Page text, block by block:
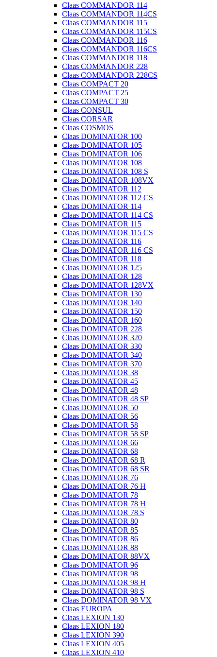
Claas COMMANDOR 114
Claas COMMANDOR 114CS
Claas COMMANDOR 115
Claas COMMANDOR 115CS
Claas COMMANDOR 116
Claas COMMANDOR 116CS
Claas COMMANDOR 118
Claas COMMANDOR 228
Claas COMMANDOR 228CS
Claas COMPACT 20
Claas COMPACT 25
Claas COMPACT 30
Claas CONSUL
Claas CORSAR
Claas COSMOS
Claas DOMINATOR 100
Claas DOMINATOR 105
Claas DOMINATOR 106
Claas DOMINATOR 108
Claas DOMINATOR 108 S
Claas DOMINATOR 108VX
Claas DOMINATOR 112
Claas DOMINATOR 112 CS
Claas DOMINATOR 114
Claas DOMINATOR 114 CS
Claas DOMINATOR 115
Claas DOMINATOR 115 CS
Claas DOMINATOR 116
Claas DOMINATOR 116 CS
Claas DOMINATOR 118
Claas DOMINATOR 125
Claas DOMINATOR 128
Claas DOMINATOR 128VX
Claas DOMINATOR 130
Claas DOMINATOR 140
Claas DOMINATOR 150
Claas DOMINATOR 160
Claas DOMINATOR 228
Claas DOMINATOR 320
Claas DOMINATOR 330
Claas DOMINATOR 340
Claas DOMINATOR 370
Claas DOMINATOR 38
Claas DOMINATOR 45
Claas DOMINATOR 48
Claas DOMINATOR 48 SP
Claas DOMINATOR 50
Claas DOMINATOR 56
Claas DOMINATOR 58
Claas DOMINATOR 58 SP
Claas DOMINATOR 66
Claas DOMINATOR 68
Claas DOMINATOR 68 R
Claas DOMINATOR 68 SR
Claas DOMINATOR 76
Claas DOMINATOR 76 H
Claas DOMINATOR 78
Claas DOMINATOR 78 H
Claas DOMINATOR 78 S
Claas DOMINATOR 80
Claas DOMINATOR 85
Claas DOMINATOR 86
Claas DOMINATOR 88
Claas DOMINATOR 88VX
Claas DOMINATOR 96
Claas DOMINATOR 98
Claas DOMINATOR 98 H
Claas DOMINATOR 98 S
Claas DOMINATOR 98 VX
Claas EUROPA
Claas LEXION 130
Claas LEXION 180
Claas LEXION 390
Claas LEXION 405
Claas LEXION 410